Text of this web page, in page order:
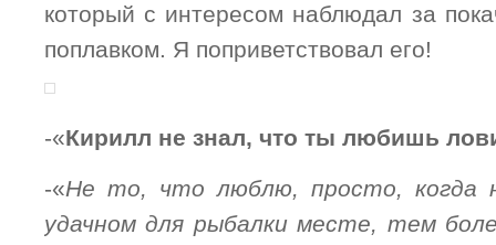
который с интересом наблюдал за
поплавком. Я поприветствовал его!
-«Кирилл не знал, что ты любишь
-«Не то, что люблю, просто, когда
удачном для рыбалки месте, тем